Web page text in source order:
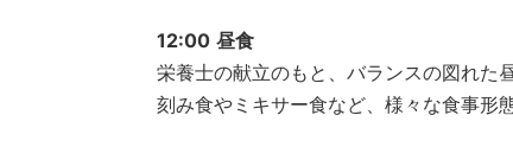
12:00 昼食
栄養士の献立のもと、バランスの図れた
刻み食やミキサー食など、様々な食事形